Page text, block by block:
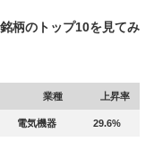
柄のトップ10を見てみ
業種 上昇率
電気機器 29.6%